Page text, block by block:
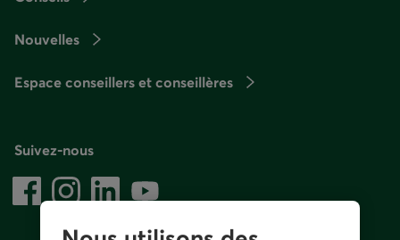
Nouvelles
Espace conseillers et conseillères
Suivez-nous
réseaux
Facebook –
Lien
Instagram –
externe
LinkedIn–
YouTube
externe